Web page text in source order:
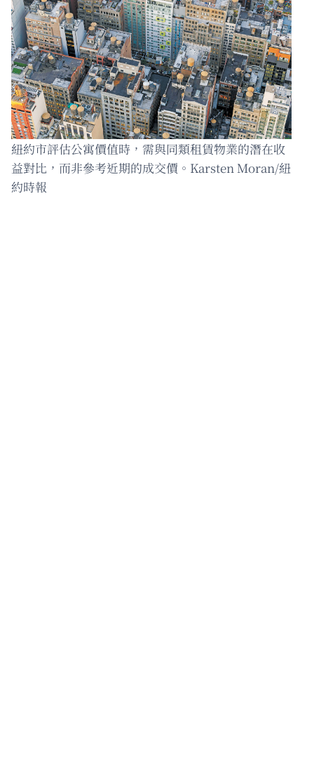
紐約市評估公寓價值時，需與同類租賃物業的潛在收
益對比，而非參考近期的成交價。Karsten Moran/紐
約時報